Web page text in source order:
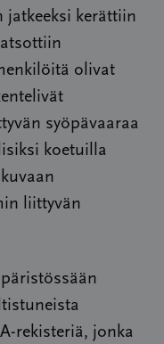
jatkeeksi kerättiin
olivat
syöpävaaraa
koetuilla
liittyvän
rekisteriä, jonka